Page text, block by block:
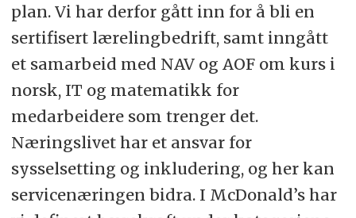
plan. Vi har derfor gått inn for å bli en
sertifisert lærelingbedrift, samt inngått
et samarbeid med NAV og AOF om kurs i
norsk, IT og matematikk for
medarbeidere som trenger det.
Næringslivet har et ansvar for
sysselsetting og inkludering, og her kan
servicenæringen bidra. I McDonald’s har